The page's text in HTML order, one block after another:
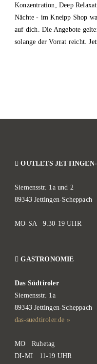
Konzentration, Deep
Nächte - im Kneipp Shop
auf dich. Die Angebote
solange der Vorrat reicht.
OUTLETS
Siemensstr. 1a und 2
89343 Jettingen-Scheppach
MO-SA 9.30-19 UHR
GASTRONOMIE
Das Südtiroler
Siemensstr. 1a
89343 Jettingen-Scheppach
das-suedtiroler.de »
MO Ruhetag
DI-MI 11-19 UHR